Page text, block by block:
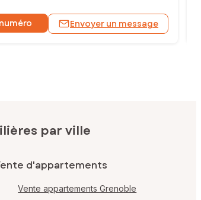
Envoyer un message
par ville
d'appartements
Vente appartements Grenoble